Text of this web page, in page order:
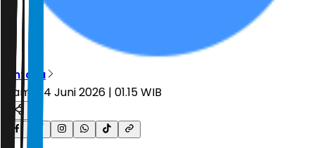
Antara
Kamis, 4 Juni 2026 | 01.15 WIB